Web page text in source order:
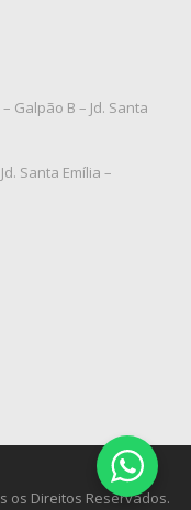
Galpão B – Jd. Santa
Santa Emília –
os Direitos Reservados.